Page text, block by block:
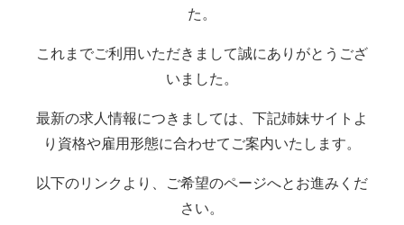
た。
これまでご利用いただきまして誠にありがとうござ
いました。
最新の求人情報につきましては、下記姉妹サイトよ
り資格や雇用形態に合わせてご案内いたします。
以下のリンクより、ご希望のページへとお進みくだ
さい。